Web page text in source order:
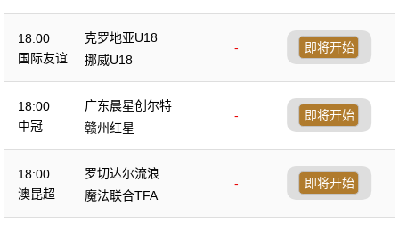
18:00
国际友谊
克罗地亚U18
-
挪威U18
即将开始
18:00
中冠
广东晨星创尔特
-
赣州红星
即将开始
18:00
澳昆超
罗切达尔流浪
-
魔法联合TFA
即将开始